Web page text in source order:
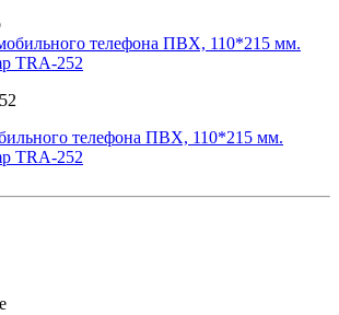
телефона ПВХ, 110*215 мм.
TRA-252